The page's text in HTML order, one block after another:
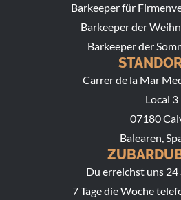
Barkeeper für
Barkeeper der
Barkeeper der
Carrer de la Mar
Local 3
07180
Balearen,
Du erreichst uns 24
7 Tage die Woche